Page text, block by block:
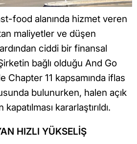
food alanında hizmet veren
maliyetler ve düşen
ciddi bir finansal
bağlı olduğu And Go
Chapter 11 kapsamında iflas
bulunurken, halen açık
kararlaştırıldı.
HIZLI YÜKSELİŞ